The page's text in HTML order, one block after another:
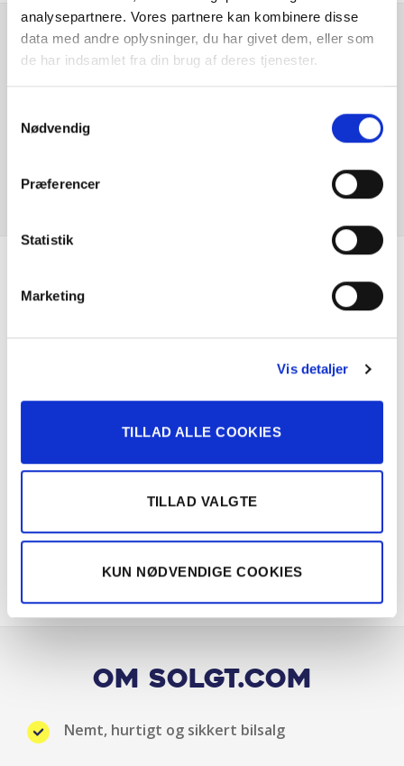
analysepartnere. Vores partnere kan kombinere disse
data med andre oplysninger, du har givet dem, eller som
de har indsamlet fra din brug af deres tjenester.
Nødvendig
Præferencer
Statistik
Marketing
Vis detaljer
TILLAD ALLE COOKIES
TILLAD VALGTE
KUN NØDVENDIGE COOKIES
Højdejusterbart passagersæde
Isofix
Justerbart rat
Multifunktionsrat
Radio
Rat m. varme
Selealarm
Stofindtræk
Udvendig temperaturmåler
Er du interesseret i
denne bil?
Om Solgt.com
Nemt, hurtigt og sikkert bilsalg